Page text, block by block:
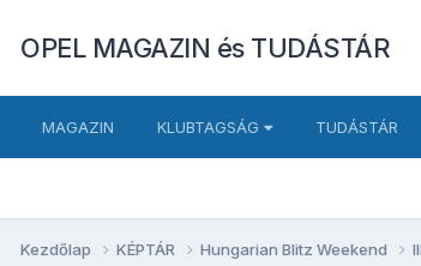
OPEL MAGAZIN és TUDÁSTÁR
MAGAZIN KLUBTAGSÁG TUDÁSTÁR
Kezdőlap KÉPTÁR Hungarian Blitz Weekend